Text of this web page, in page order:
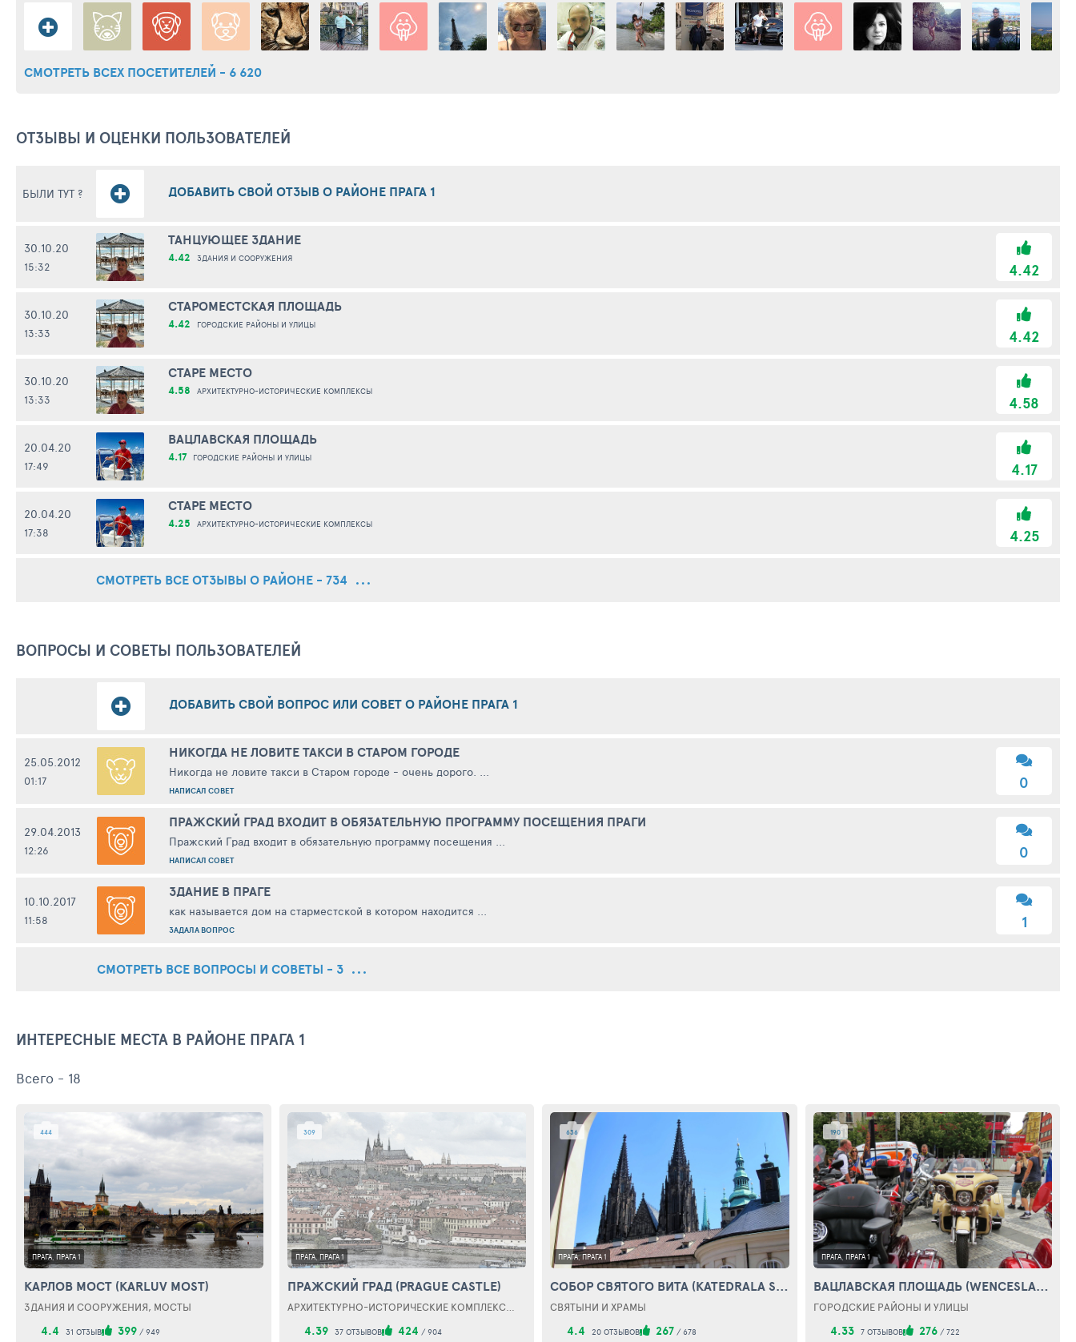
СМОТРЕТЬ ВСЕХ ПОСЕТИТЕЛЕЙ - 6 620
ОТЗЫВЫ И ОЦЕНКИ ПОЛЬЗОВАТЕЛЕЙ
БЫЛИ ТУТ ? ДОБАВИТЬ СВОЙ ОТЗЫВ О РАЙОНЕ ПРАГА 1
30.10.20
15:32
ТАНЦУЮЩЕЕ ЗДАНИЕ
4.42 ЗДАНИЯ И СООРУЖЕНИЯ
4.42
30.10.20
13:33
СТАРОМЕСТСКАЯ ПЛОЩАДЬ
4.42 ГОРОДСКИЕ РАЙОНЫ И УЛИЦЫ
4.42
30.10.20
13:33
СТАРЕ МЕСТО
4.58 АРХИТЕКТУРНО-ИСТОРИЧЕСКИЕ КОМПЛЕКСЫ
4.58
20.04.20
17:49
ВАЦЛАВСКАЯ ПЛОЩАДЬ
4.17 ГОРОДСКИЕ РАЙОНЫ И УЛИЦЫ
4.17
20.04.20
17:38
СТАРЕ МЕСТО
4.25 АРХИТЕКТУРНО-ИСТОРИЧЕСКИЕ КОМПЛЕКСЫ
4.25
СМОТРЕТЬ ВСЕ ОТЗЫВЫ О РАЙОНЕ - 734
ВОПРОСЫ И СОВЕТЫ ПОЛЬЗОВАТЕЛЕЙ
ДОБАВИТЬ СВОЙ ВОПРОС ИЛИ СОВЕТ О РАЙОНЕ ПРАГА 1
25.05.2012
01:17
НИКОГДА НЕ ЛОВИТЕ ТАКСИ В СТАРОМ ГОРОДЕ
Никогда не ловите такси в Старом городе - очень дорого. ...
НАПИСАЛ СОВЕТ 0
29.04.2013
12:26
ПРАЖСКИЙ ГРАД ВХОДИТ В ОБЯЗАТЕЛЬНУЮ ПРОГРАММУ ПОСЕЩЕНИЯ ПРАГИ
Пражский Град входит в обязательную программу посещения ...
НАПИСАЛ СОВЕТ 0
10.10.2017
11:58
ЗДАНИЕ В ПРАГЕ
как называется дом на старместской в котором находится ...
ЗАДАЛА ВОПРОС 1
СМОТРЕТЬ ВСЕ ВОПРОСЫ И СОВЕТЫ - 3
ИНТЕРЕСНЫЕ МЕСТА В РАЙОНЕ ПРАГА 1
Всего - 18
444
ПРАГА, ПРАГА 1
КАРЛОВ МОСТ (KARLUV MOST)
ЗДАНИЯ И СООРУЖЕНИЯ, МОСТЫ
4.4 31 ОТЗЫВ 399 / 949
309
ПРАГА, ПРАГА 1
ПРАЖСКИЙ ГРАД (PRAGUE CASTLE)
АРХИТЕКТУРНО-ИСТОРИЧЕСКИЕ КОМПЛЕКСЫ, ЗДАНИЯ И СООРУЖЕНИЯ
4.39 37 ОТЗЫВОВ 424 / 904
636
ПРАГА, ПРАГА 1
СОБОР СВЯТОГО ВИТА (KATEDRALA ST VITA)
СВЯТЫНИ И ХРАМЫ
4.4 20 ОТЗЫВОВ 267 / 678
190
ПРАГА, ПРАГА 1
ВАЦЛАВСКАЯ ПЛОЩАДЬ (WENCESLAS SQUARE)
ГОРОДСКИЕ РАЙОНЫ И УЛИЦЫ
4.33 7 ОТЗЫВОВ 276 / 722